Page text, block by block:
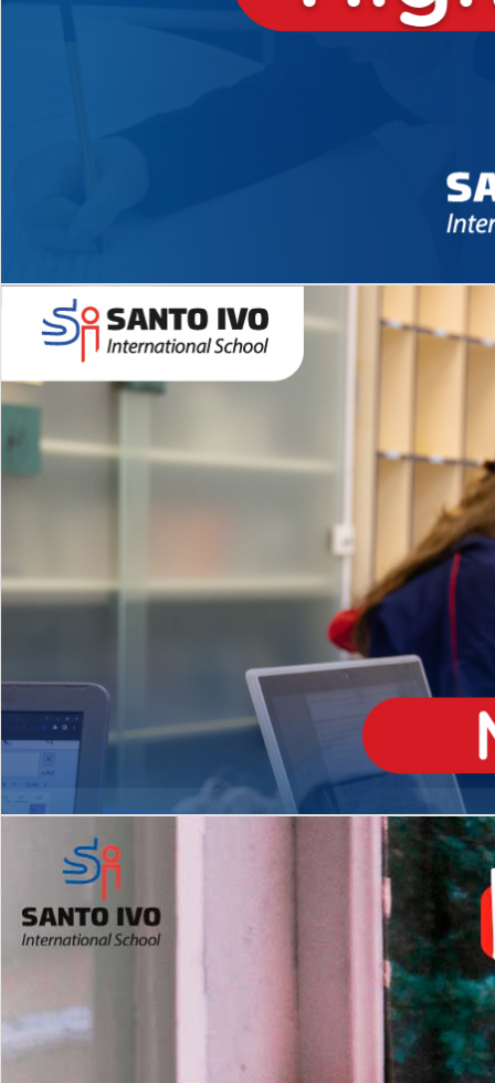
Novidades 2026 High School
Matrículas Abertas 2026
EDUCAÇÃO INFANTIL
Inglês todos os dias
MÉDIO
igh School
Dupla Diplomação
2º AO 5º ANO FUNDAMENTAL
es
Com imersão Bilingue - Anos